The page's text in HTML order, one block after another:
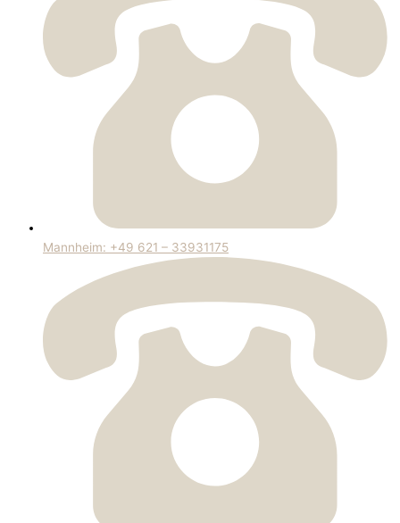
Mannheim: +49 621 – 33931175